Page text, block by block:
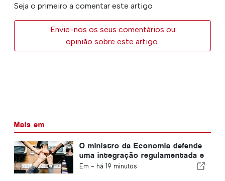
Seja o primeiro a comentar este artigo
Envie-nos os seus comentários ou
opinião sobre este artigo.
Mais em
O ministro da Economia defende
uma integração regulamentada e
garante um canal acelerado para
Em - há 19 minutos